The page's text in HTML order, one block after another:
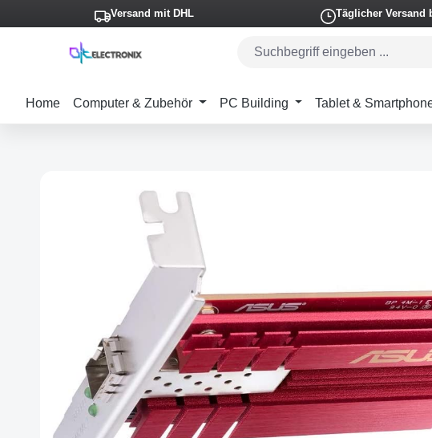
Hauptinhalt springen
Zur Suche springen
Zur Hauptnavigation springen
Versand mit DHL Täglicher Versand
Home Computer & Zubehör PC Building Tablet &